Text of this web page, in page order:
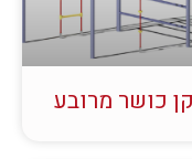
כושר מרובע